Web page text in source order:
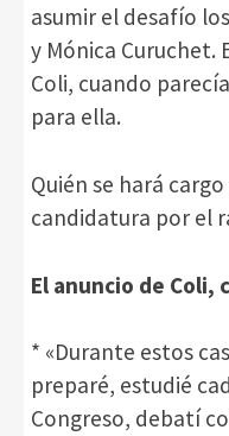
asumir el desafío
y Mónica Curuchet.
Coli, cuando
para ella.
Quién se hará
candidatura por el
El anuncio de
* «Durante estos
preparé, estudié
Congreso, debatí